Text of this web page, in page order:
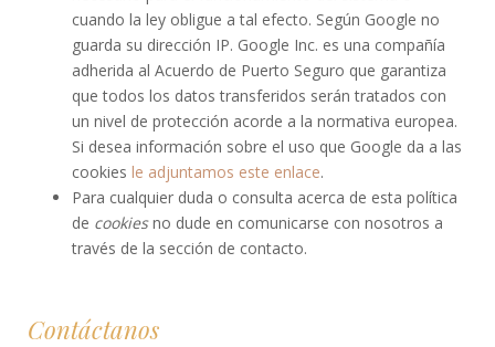
cuando la ley obligue a tal efecto. Según Google no
guarda su dirección IP. Google Inc. es una compañía
adherida al Acuerdo de Puerto Seguro que garantiza
que todos los datos transferidos serán tratados con
un nivel de protección acorde a la normativa europea.
Si desea información sobre el uso que Google da a las
cookies le adjuntamos este enlace.
Para cualquier duda o consulta acerca de esta política
de cookiesno dude en comunicarse con nosotros a
través de la sección de contacto.
Contáctanos